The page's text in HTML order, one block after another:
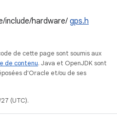
include/hardware/ gps.h
de cette page sont soumis aux
de contenu. Java et OpenJDK sont
d'Oracle et/ou de ses
(UTC).